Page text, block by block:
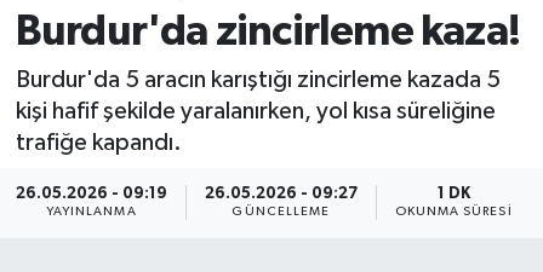
Burdur'da zincirleme kaza!
Burdur'da 5 aracın karıştığı zincirleme kazada 5
kişi hafif şekilde yaralanırken, yol kısa süreliğine
trafiğe kapandı.
26.05.2026 - 09:19
YAYINLANMA
26.05.2026 - 09:27
GÜNCELLEME
1 DK
OKUNMA SÜRESI
Son Dakika Haberleri
Haber Arşivi